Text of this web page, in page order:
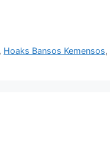
, Hoaks Bansos Kemensos,